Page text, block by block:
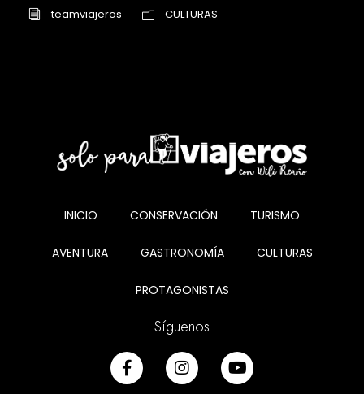
teamviajeros CULTURAS
INICIO CONSERVACIÓN TURISMO
AVENTURA GASTRONOMÍA CULTURAS
PROTAGONISTAS
Síguenos